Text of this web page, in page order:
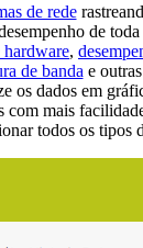
de rede
de
hardware,
de banda e
os dados em
com mais
todos os tipos